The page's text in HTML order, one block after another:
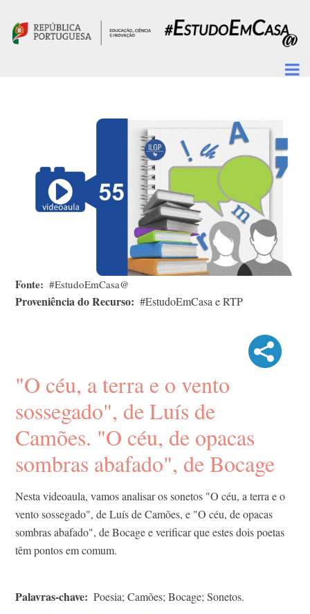
Fonte #EstudoEmCasa@
Proveniência do Recurso #EstudoEmCasa e RTP
"O céu, a terra e o vento
sossegado", de Luís de
Camões. "O céu, de opacas
sombras abafado", de Bocage
Nesta videoaula, vamos analisar os sonetos "O céu, a terra e o
vento sossegado", de Luís de Camões, e "O céu, de opacas
sombras abafado", de Bocage e verificar que estes dois poetas
têm pontos em comum.
Palavras-chave Poesia; Camões; Bocage; Sonetos.